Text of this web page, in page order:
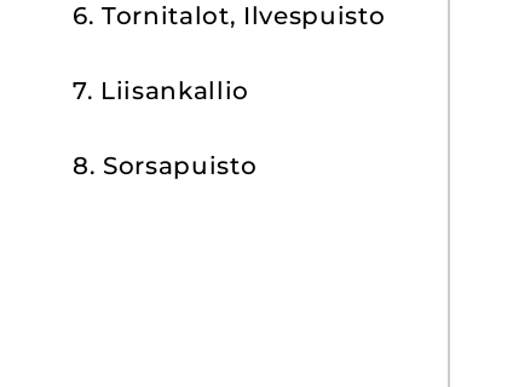
6. Tor­ni­ta­lot, Il­ves­puis­to
7. Lii­san­kal­lio
8. Sors­a­puis­to